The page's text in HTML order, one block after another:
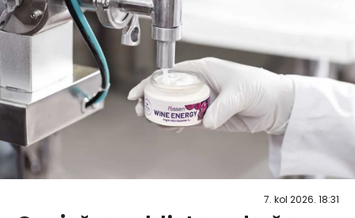
7. kol 2026. 18:31